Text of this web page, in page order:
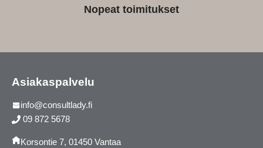
Nopeat toimitukset
Asiakaspalvelu
info@consultlady.fi
09 872 5678
Korsontie 7, 01450 Vantaa